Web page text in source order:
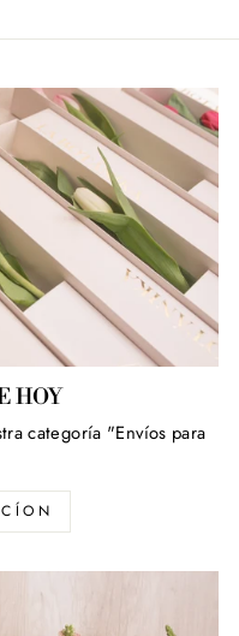
HOY
categoría "Envíos para